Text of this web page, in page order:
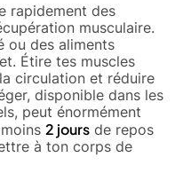
rapidement des
musculaire.
ou des aliments
Étire tes muscles
circulation et réduire
disponible dans les
peut énormément
2 jours de repos
à ton corps de